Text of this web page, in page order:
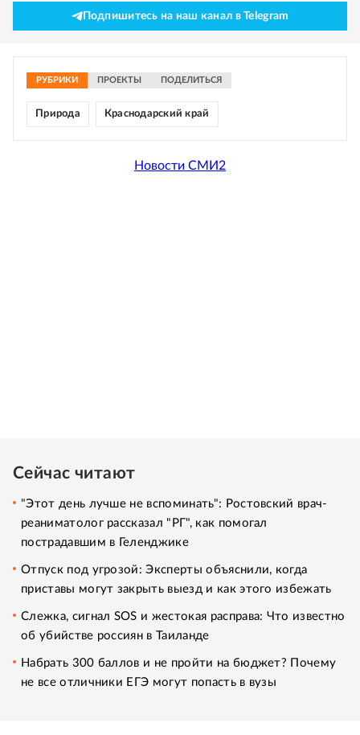
Подпишитесь на наш канал в Telegram
РУБРИКИ ПРОЕКТЫ ПОДЕЛИТЬСЯ
Природа Краснодарский край
Новости СМИ2
Сейчас читают
"Этот день лучше не вспоминать": Ростовский врач-
реаниматолог рассказал "РГ", как помогал
пострадавшим в Геленджике
Отпуск под угрозой: Эксперты объяснили, когда
приставы могут закрыть выезд и как этого избежать
Слежка, сигнал SOS и жестокая расправа: Что известно
об убийстве россиян в Таиланде
Набрать 300 баллов и не пройти на бюджет? Почему
не все отличники ЕГЭ могут попасть в вузы